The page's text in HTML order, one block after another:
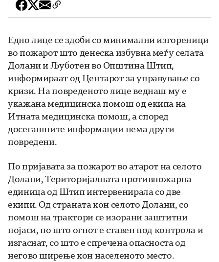
Едно лице се здоби со минимални изгореници
во пожарот што денеска избувна меѓу селата
Долани и Љуботен во Општина Штип,
информираат од Центарот за управување со
кризи. На повреденото лице веднаш му е
укажана медицинска помош од екипа на
Итната медицинска помош, а според
досегашните информации нема други
повредени.
По пријавата за пожарот во атарот на селото
Долани, Територијалната противпожарна
единица од Штип интервенирала со две
екипи. Од страната кон селото Долани, со
помош на трактори се изорани заштитни
појаси, по што огнот е ставен под контрола и
изгаснат, со што е спречена опасноста од
негово ширење кон населеното место.